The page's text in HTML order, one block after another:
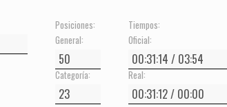
Posiciones:
General:
Categoría:
Tiempos:
Oficial:
Real: